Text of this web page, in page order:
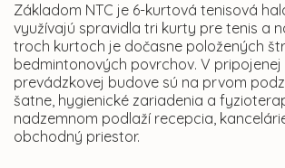
Základom NTC je 6-kurtová tenisová
využívajú spravidla tri kurty pre tenis a
troch kurtoch je dočasne položených
bedmintonových povrchov. V
prevádzkovej budove sú na prvom
šatne, hygienické zariadenia a
nadzemnom podlaží recepcia,
obchodný priestor.